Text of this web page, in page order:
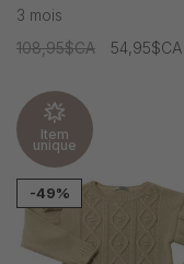
3 mois
108,95$CA
54,95$CA
Item
unique
-49%